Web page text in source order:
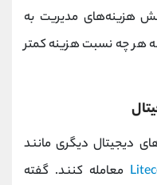
هزینه‌های مدیریت به
هر چه نسبت هزینه کمتر
دیجیتال دیگری مانند
معامله کنند. گفته